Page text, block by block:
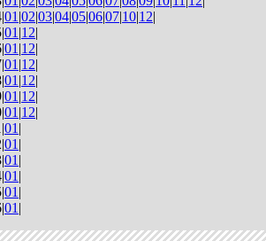
01 |02|03|04|05|06|07|10|12|
01 |12|
01 |12|
01 |12|
01 |12|
01 |12|
01 |12|
01 |
01 |
01 |
01 |
01 |
01 |